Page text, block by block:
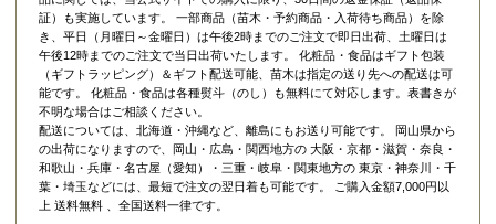
証）
も実施しています。 一部商品（苗木・予約商品・入荷待ち商品）を除
き、平日（月曜日～金曜日）は午後2時までのご注文で即日出荷、土曜日は
午後12時までのご注文で当日出荷いたします。 化粧品・食品はギフト包装
（ギフトラッピング）＆ギフト配送可能、苗木は指定の送り先への配送は可
能です。 化粧品・食品は各種熨斗（のし）も無料にて対応します。表書きが
不明な場合はご相談ください。
配送については、北海道・沖縄など、離島にもお送り可能です。 岡山県から
の出荷になりますので、岡山・広島・関西地方の 大阪・京都・滋賀・奈良・
和歌山・兵庫・名古屋（愛知）・三重・岐阜・関東地方の 東京・神奈川・千
葉・埼玉などには、最短で注文の翌日着も可能です。 ご購入金額7,000円以
上 送料無料 、全国送料一律です。